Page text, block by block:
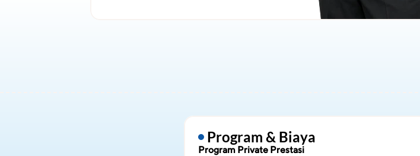
Program & Biaya
Program Private Prestasi